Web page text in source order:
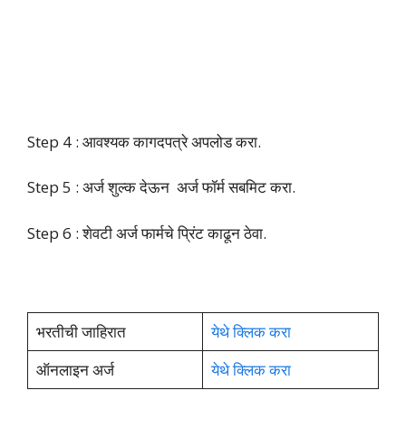
Step 4 : आवश्यक कागदपत्रे अपलोड करा.
Step 5 : अर्ज शुल्क देऊन अर्ज फॉर्म सबमिट करा.
Step 6 : शेवटी अर्ज फार्मचे प्रिंट काढून ठेवा.
भरतीची जाहिरात
येथे क्लिक करा
ऑनलाइन अर्ज
येथे क्लिक करा